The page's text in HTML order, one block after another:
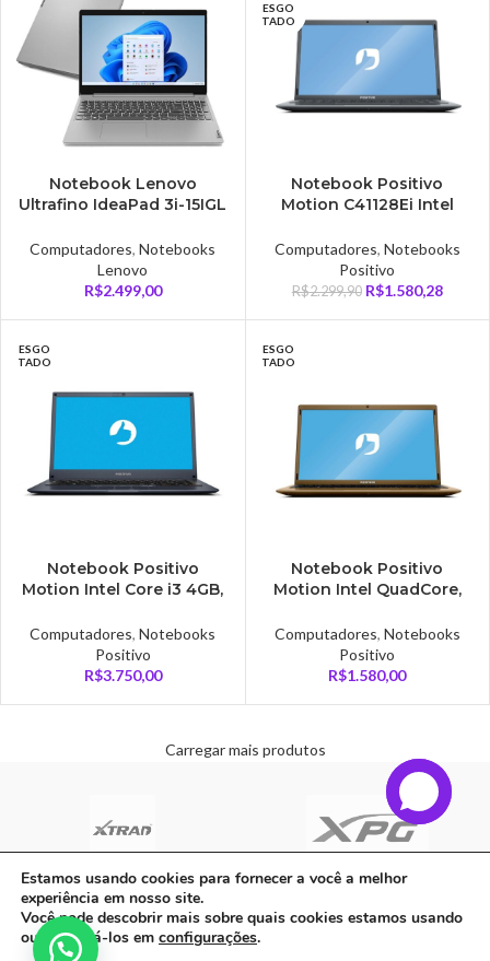
Notebook Lenovo
Ultrafino IdeaPad 3i-15IGL
RAM, 128GB SSD, Linux,
Prata – 82BUS00100
Computadores,Notebooks
Lenovo
R$2.499,00
ESGO
TADO
Notebook Positivo
Motion C41128Ei Intel
128GB SSD,14 Full HD,
Cinza – C4128E-S
Computadores, Notebooks
Positivo
R$2.299,90 R$1.580,28
ESGO
TADO
Notebook Positivo
Motion Intel Core i3 4GB,
Escuro – I341TBI
Computadores,Notebooks
Positivo
R$3.750,00
ESGO
TADO
Notebook Positivo
Motion Intel QuadCore,
Windows 10, Tela 14″ –
Q4128C
Computadores, Notebooks
Positivo
R$1.580,00
Carregar mais produtos
C A Informatica Ltda | CNPJ: 33.482.008/0001-90 | Avenida Dos Ipês,
QD31 LT23, Bairro Cidade Jardim, CEP: 68.515-000 - | PARAUAPEBAS-
Estamos usando cookies para fornecer a você a melhor
experiência em nosso site.
Você pode descobrir mais sobre quais cookies estamos usando
ou desativá-los em configurações.